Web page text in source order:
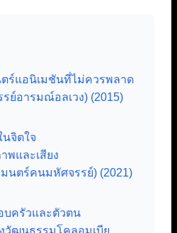
ร์แอนิเมชันที่ไม่ควรพลาด
รย์อารมณ์อลเวง) (2015)
นจิตใจ
พและเสียง
มนตร์คนมหัศจรรย์) (2021)
บครัวและตัวตน